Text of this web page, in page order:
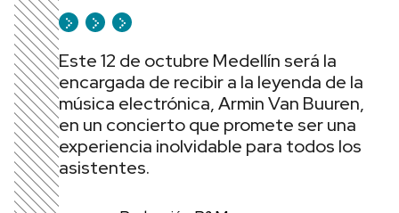
Este 12 de octubre Medellín será la
encargada de recibir a la leyenda de la
música electrónica, Armin Van Buuren,
en un concierto que promete ser una
experiencia inolvidable para todos los
asistentes.